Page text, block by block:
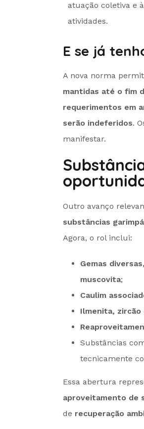
atuação coletiva e
atividades.
E se já
A nova norma
mantidas até o fim
requerimentos em
serão indeferidos.
manifestar.
Outro avanço
substâncias
Agora, o rol inclui:
Gemas
muscovita;
Caulim
Ilmenita, zircão
Substâncias
tecnicamente
Essa abertura
aproveitamento de
de recuperação